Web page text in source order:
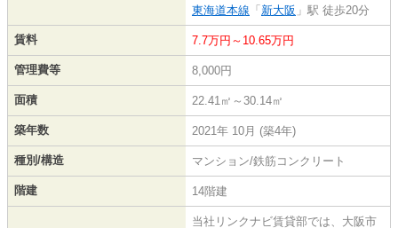
東海道本線 「 新大阪 」駅 徒歩20分
賃料 7.7万円～10.65万円
管理費等 8,000円
面積 22.41㎡～30.14㎡
築年数 2021年 10月 (築4年)
種別/構造 マンション/鉄筋コンクリート
階建 14階建
当社リンクナビ賃貸部では、大阪市